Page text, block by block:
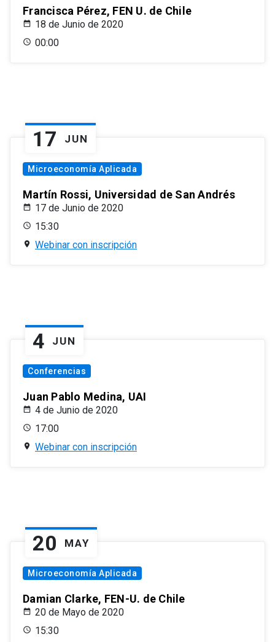
Francisca Pérez, FEN U. de Chile
18 de Junio de 2020
00:00
17 JUN
Microeconomía Aplicada
Martín Rossi, Universidad de San Andrés
17 de Junio de 2020
15:30
Webinar con inscripción
4 JUN
Conferencias
Juan Pablo Medina, UAI
4 de Junio de 2020
17:00
Webinar con inscripción
20 MAY
Microeconomía Aplicada
Damian Clarke, FEN-U. de Chile
20 de Mayo de 2020
15:30